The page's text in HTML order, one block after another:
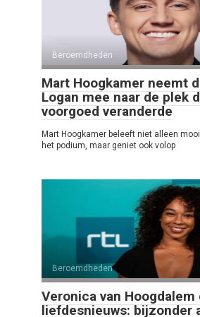
Beroemdheden
Mart Hoogkamer neemt
Logan mee naar de plek
voorgoed veranderde
Mart Hoogkamer beleeft niet alleen
het podium, maar geniet ook volop
Beroemdheden
Veronica van
liefdesnieuws: bijzonder